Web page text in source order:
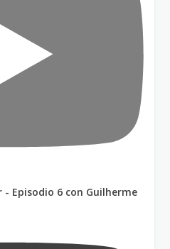
Episodio 6 con Guilherme